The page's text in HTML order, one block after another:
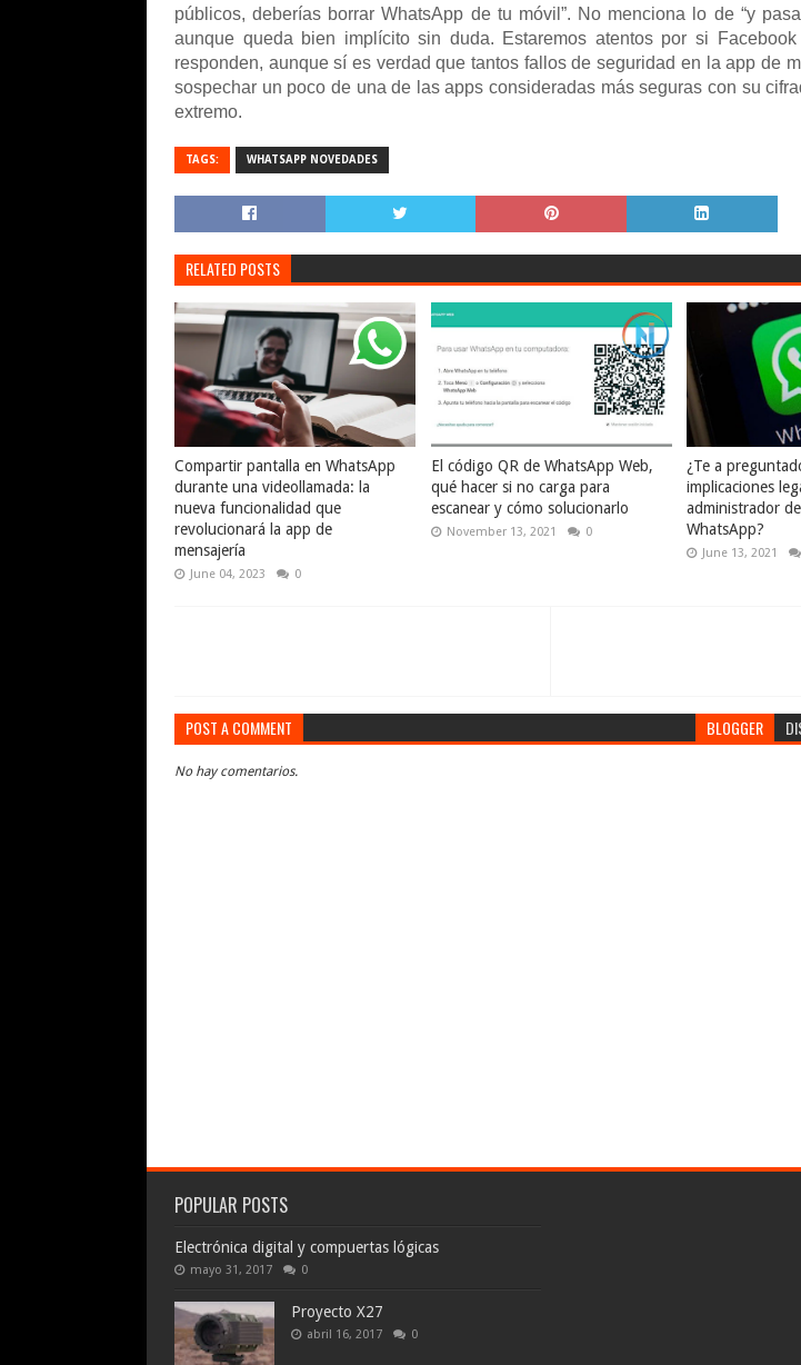
públicos, deberías borrar WhatsApp de tu móvil”. No menciona lo de “y
aunque queda bien implícito sin duda. Estaremos atentos por si
responden, aunque sí es verdad que tantos fallos de seguridad en la app de
sospechar un poco de una de las apps consideradas más seguras con su
extremo.
TAGS: WHATSAPP NOVEDADES
RELATED POSTS
Compartir pantalla en WhatsApp
durante una videollamada: la
nueva funcionalidad que
revolucionará la app de
mensajería
June 04, 2023 0
El código QR de WhatsApp Web,
qué hacer si no carga para
escanear y cómo solucionarlo
November 13, 2021 0
¿Te a
implicaciones
administrador
WhatsApp?
June 13, 2021
POST A COMMENT BLOGGER
No hay comentarios.
POPULAR POSTS
Electrónica digital y compuertas lógicas
mayo 31, 2017 0
Proyecto X27
abril 16, 2017 0